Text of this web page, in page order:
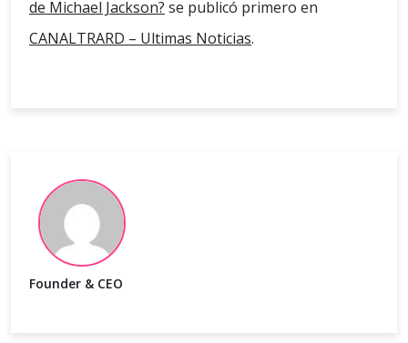
de Michael Jackson? se publicó primero en
CANALTRARD – Ultimas Noticias.
Founder & CEO